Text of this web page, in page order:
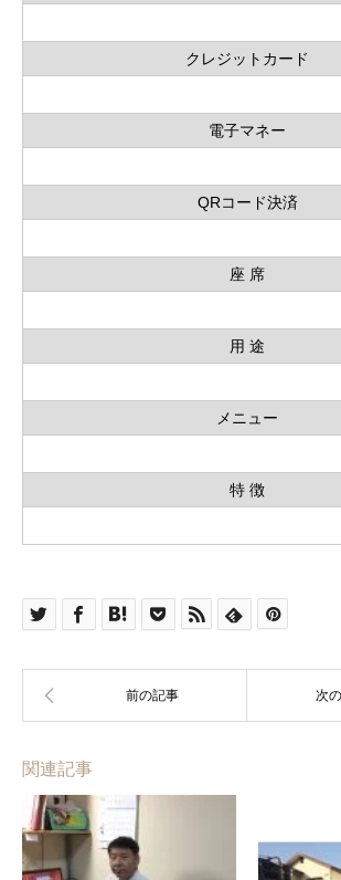
クレジットカード
電子マネー
QRコード決済
座 席
用 途
メニュー
特 徴
関連記事